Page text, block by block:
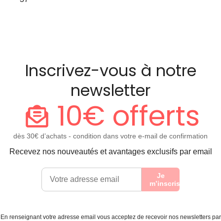
Inscrivez-vous à notre
newsletter
10€ offerts
dès 30€ d’achats - condition dans votre e-mail de confirmation
Recevez nos nouveautés et avantages exclusifs par email
Je
m’inscris
En renseignant votre adresse email vous acceptez de recevoir nos newsletters par